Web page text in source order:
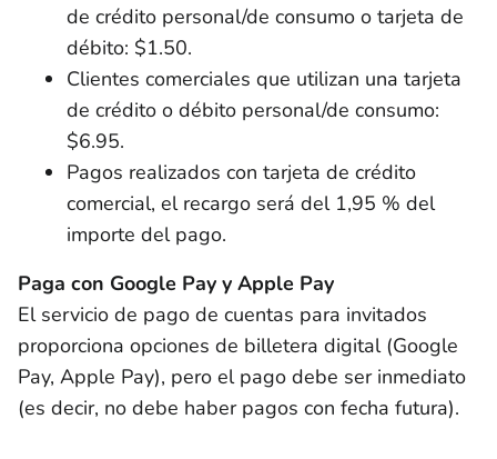
de crédito personal/de consumo o tarjeta de
débito: $1.50.
Clientes comerciales que utilizan una tarjeta
de crédito o débito personal/de consumo:
$6.95.
Pagos realizados con tarjeta de crédito
comercial, el recargo será del 1,95 % del
importe del pago.
Paga con Google Pay y Apple Pay
El servicio de pago de cuentas para invitados
proporciona opciones de billetera digital (Google
Pay, Apple Pay), pero el pago debe ser inmediato
(es decir, no debe haber pagos con fecha futura).